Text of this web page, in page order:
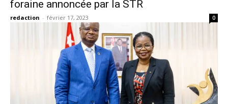
foraine annoncée par la STR
redaction - février 17, 2023 0